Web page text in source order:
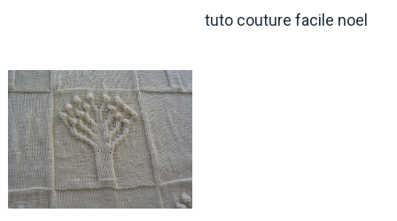
tuto couture facile noel